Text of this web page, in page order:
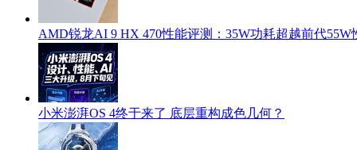
AMD锐龙AI 9 HX 470性能评测：35W功耗超越前代55W
小米澎湃OS 4终于来了 底层重构成色几何？